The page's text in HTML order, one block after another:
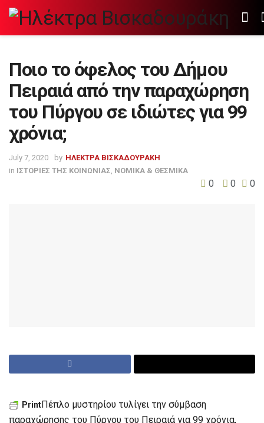
Ποιο το όφελος του Δήμου
Πειραιά από την παραχώρηση
του Πύργου σε ιδιώτες για 99
χρόνια;
July 7, 2020 by ΗΛΕΚΤΡΑ ΒΙΣΚΑΔΟΥΡΑΚΗ
in ΙΣΤΟΡΙΕΣ ΤΗΣ ΚΟΙΝΩΝΙΑΣ ΝΟΜΙΚΑ & ΘΕΣΜΙΚΑ
0 0 0
PrintΠέπλο μυστηρίου τυλίγει την σύμβαση
παραχώρησης του Πύργου του Πειραιά για 99 χρόνια,